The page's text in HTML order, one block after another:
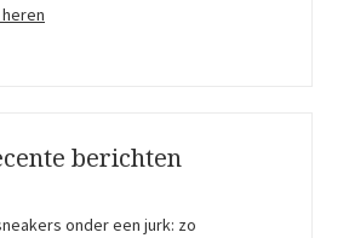
berichten
onder een jurk: zo